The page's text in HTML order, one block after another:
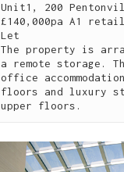
Unit1, 200
£140,000pa A1
Let
The property is
a remote storage.
office
floors and luxury
upper floors.